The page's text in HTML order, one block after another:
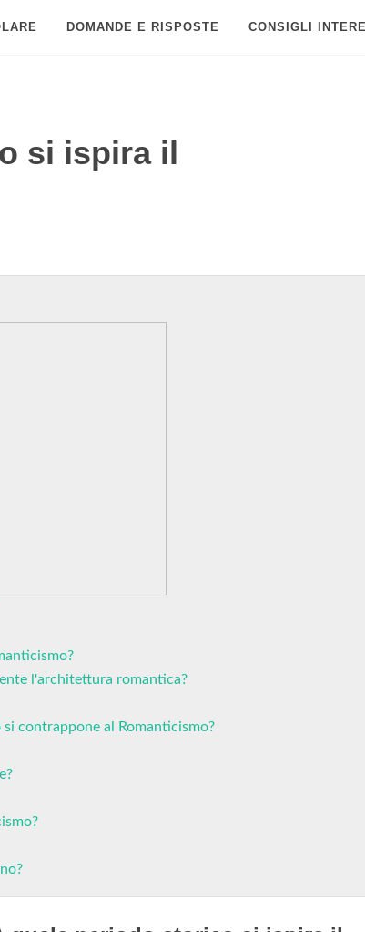
DOMANDE E RISPOSTE CONSIGLI
si ispira il
l'architettura romantica?
contrappone al Romanticismo?